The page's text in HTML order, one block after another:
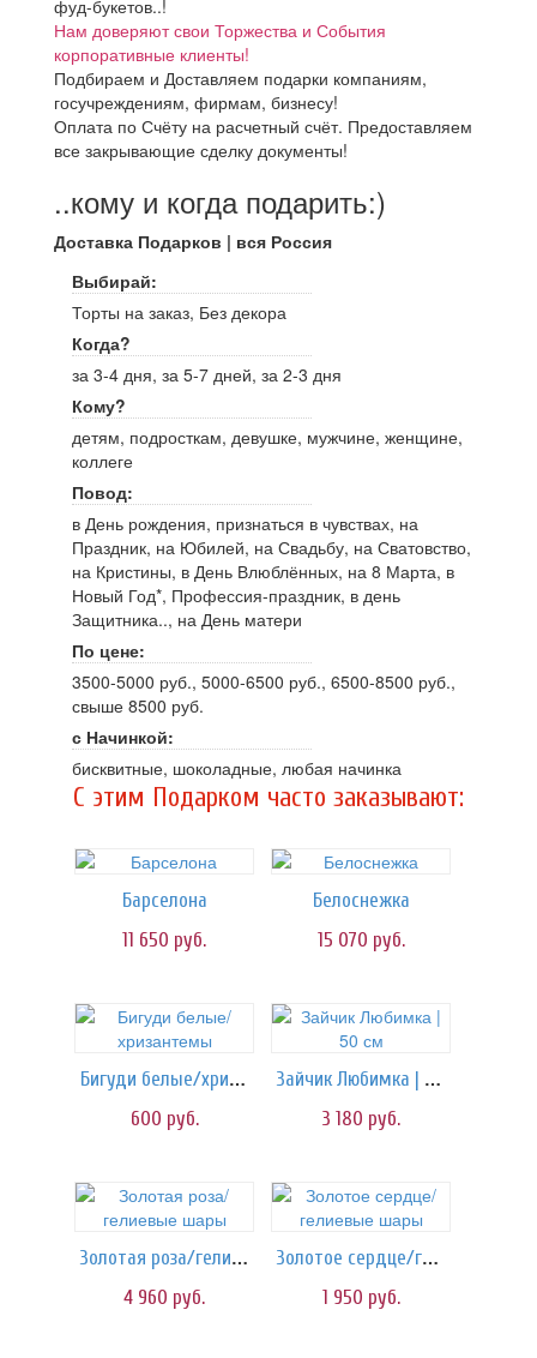
фуд-букетов..!
Нам доверяют свои Торжества и События
корпоративные клиенты!
Подбираем и Доставляем подарки компаниям,
госучреждениям, фирмам, бизнесу!
Оплата по Счёту на расчетный счёт. Предоставляем
все закрывающие сделку документы!
..кому и когда подарить:)
Доставка Подарков | вся Россия
Выбирай:
Торты на заказ, Без декора
Когда?
за 3-4 дня, за 5-7 дней, за 2-3 дня
Кому?
детям, подросткам, девушке, мужчине, женщине,
коллеге
Повод:
в День рождения, признаться в чувствах, на
Праздник, на Юбилей, на Свадьбу, на Сватовство,
на Кристины, в День Влюблённых, на 8 Марта, в
Новый Год*, Профессия-праздник, в день
Защитника.., на День матери
По цене:
3500-5000 руб., 5000-6500 руб., 6500-8500 руб.,
свыше 8500 руб.
с Начинкой:
бисквитные, шоколадные, любая начинка
C этим Подарком часто заказывают:
Барселона
11 650 руб.
Белоснежка
15 070 руб.
Бигуди белые/хризантемы
600 руб.
Зайчик Любимка | 50 см
3 180 руб.
Золотая роза/гелиевые шары
4 960 руб.
Золотое сердце/гелиевые шары
1 950 руб.